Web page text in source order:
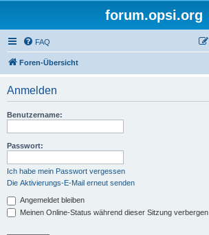
forum.opsi.org
FAQ
Foren-Übersicht
Anmelden
Benutzername:
Passwort:
Ich habe mein Passwort vergessen
Die Aktivierungs-E-Mail erneut senden
Angemeldet bleiben
Meinen Online-Status während dieser Sitzung verbergen